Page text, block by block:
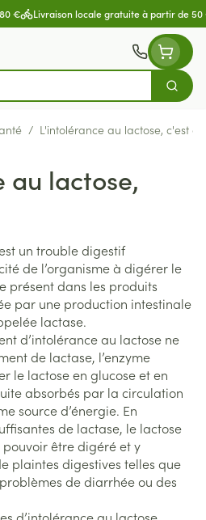
€ Livraison locale gratuite à partir de
/ L'intolérance au lactose, c'est
au lactose,
un trouble digestif
de l’organisme à digérer le
présent dans les produits
par une production intestinale
lactase.
d’intolérance au lactose ne
de lactase, l’enzyme
le lactose en glucose et en
absorbés par la circulation
source d’énergie. En
de lactase, le lactose
pouvoir être digéré et y
plaintes digestives telles que
de diarrhée ou des